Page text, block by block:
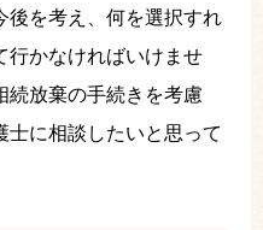
後を考え、何を選択すれ
行かなければいけませ
続放棄の手続きを考慮
士に相談したいと思って